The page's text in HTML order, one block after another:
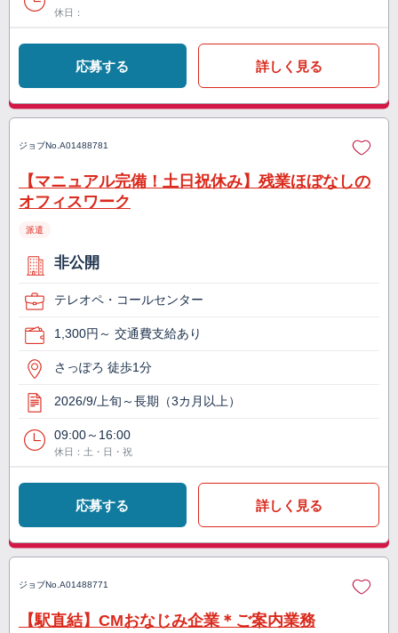
休日：
応募する 詳しく見る
ジョブNo. A01488781
【マニュアル完備！土日祝休み】残業ほぼなしの
オフィスワーク
派遣
非公開
テレオペ・コールセンター
1,300円～ 交通費支給あり
さっぽろ 徒歩1分
2026/9/上旬～長期（3カ月以上）
09:00～16:00
休日：土・日・祝
応募する 詳しく見る
ジョブNo. A01488771
【駅直結】CMおなじみ企業＊ご案内業務